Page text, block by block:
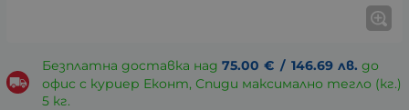
Безплатна доставка над 75.00 € / 146.69 лв. до
офис с куриер Еконт, Спиди максимално тегло (кг.)
5 кг.